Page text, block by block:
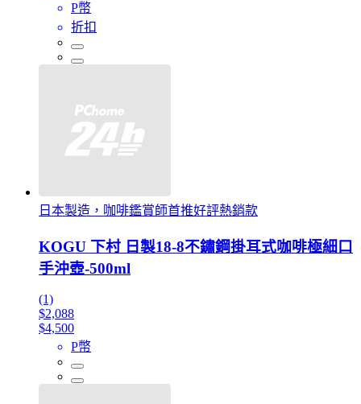
P幣
折扣
日本製造，咖啡鑑賞師首推好評熱銷款
KOGU 下村 日製18-8不鏽鋼掛耳式咖啡極細口
手沖壺-500ml
(1)
$2,088
$4,500
P幣